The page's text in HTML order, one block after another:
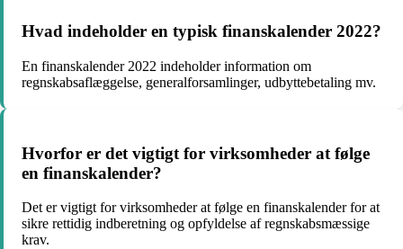
Hvad indeholder en typisk finanskalender 2022?
En finanskalender 2022 indeholder information om
regnskabsaflæggelse, generalforsamlinger, udbyttebetaling mv.
Hvorfor er det vigtigt for virksomheder at følge
en finanskalender?
Det er vigtigt for virksomheder at følge en finanskalender for at
sikre rettidig indberetning og opfyldelse af regnskabsmæssige
krav.